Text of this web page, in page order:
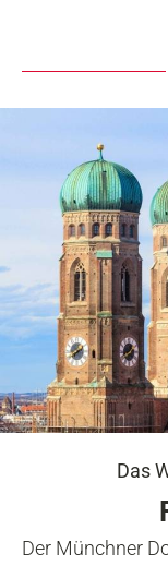
Das
Der Münchner